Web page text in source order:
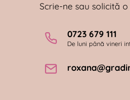
Scrie-ne sau solicită
0723 679 111
De luni până vineri